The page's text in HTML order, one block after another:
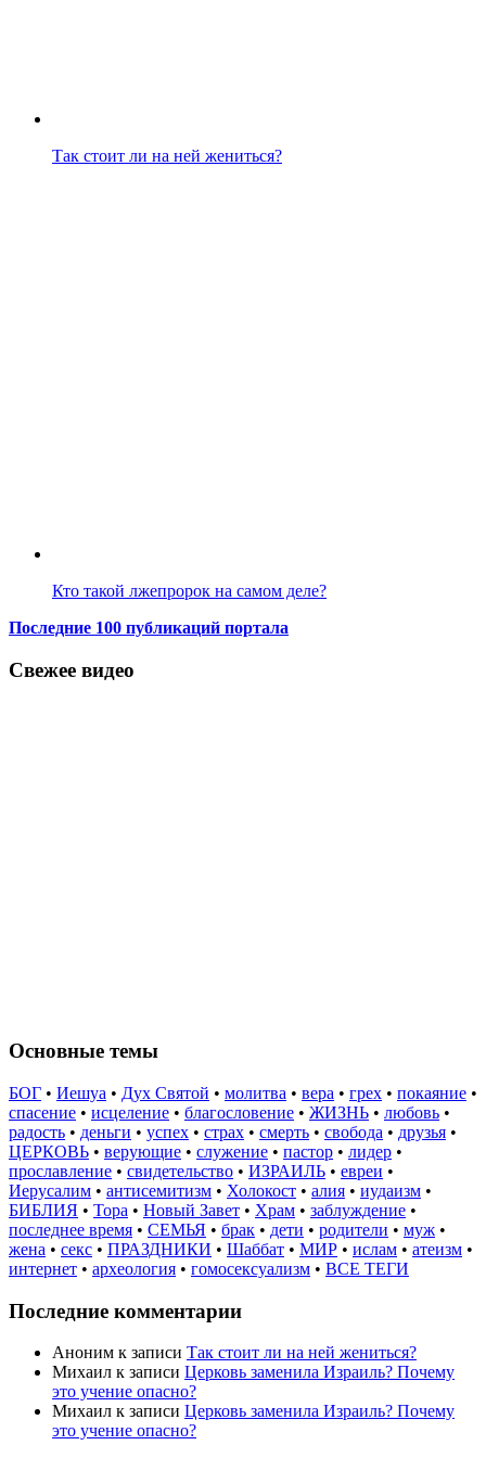
Так стоит ли на ней жениться?
Кто такой лжепророк на самом деле?
Последние 100 публикаций портала
Свежее видео
Основные темы
БОГ • Иешуа • Дух Святой • молитва • вера • грех • покаяние •
спасение • исцеление • благословение • ЖИЗНЬ • любовь •
радость • деньги • успех • страх • смерть • свобода • друзья •
ЦЕРКОВЬ • верующие • служение • пастор • лидер •
прославление • свидетельство • ИЗРАИЛЬ • евреи •
Иерусалим • антисемитизм • Холокост • алия • иудаизм •
БИБЛИЯ • Тора • Новый Завет • Храм • заблуждение •
последнее время • СЕМЬЯ • брак • дети • родители • муж •
жена • секс • ПРАЗДНИКИ • Шаббат • МИР • ислам • атеизм •
интернет • археология • гомосексуализм • ВСЕ ТЕГИ
Последние комментарии
Аноним к записи Так стоит ли на ней жениться?
Михаил к записи Церковь заменила Израиль? Почему
это учение опасно?
Михаил к записи Церковь заменила Израиль? Почему
это учение опасно?